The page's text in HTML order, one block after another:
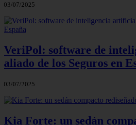
03/07/2025
VeriPol: software de
aliado de los Seguros en
03/07/2025
Kia Forte: un sedán